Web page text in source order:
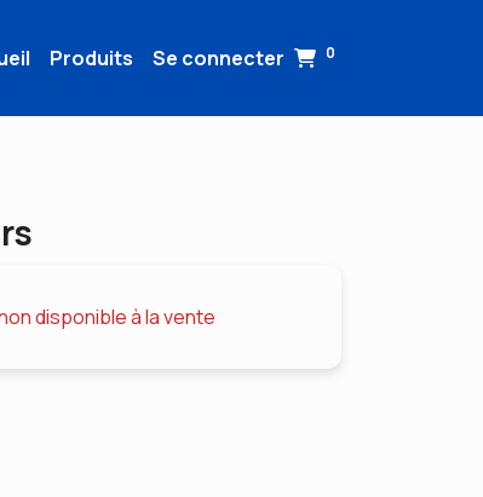
Produits Se connecter 0
disponible à la vente